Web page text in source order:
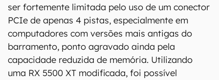
ser fortemente limitada pelo uso de um conector
PCIe de apenas 4 pistas, especialmente em
computadores com versões mais antigas do
barramento, ponto agravado ainda pela
capacidade reduzida de memória. Utilizando
uma RX 5500 XT modificada, foi possível